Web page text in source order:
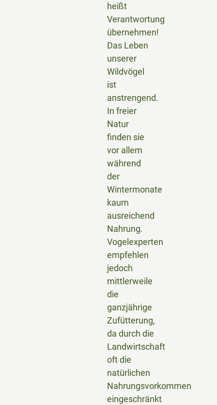
heißt
Verantwortung
übernehmen!
Das Leben
unserer
Wildvögel
ist
anstrengend.
In freier
Natur
finden sie
vor allem
während
der
Wintermonate
kaum
ausreichend
Nahrung.
Vogelexperten
empfehlen
jedoch
mittlerweile
die
ganzjährige
Zufütterung,
da durch die
Landwirtschaft
oft die
natürlichen
Nahrungsvorkommen
eingeschränkt